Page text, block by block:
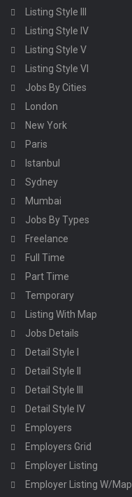
Listing Style III
Listing Style IV
Listing Style V
Listing Style VI
Jobs By Cities
London
New York
Paris
Istanbul
Sydney
Mumbai
Jobs By Types
Freelance
Full Time
Part Time
Temporary
Listing With Map
Jobs Details
Detail Style I
Detail Style II
Detail Style III
Detail Style IV
Employers
Employers Grid
Employer Listing
Employer Listing W/Map